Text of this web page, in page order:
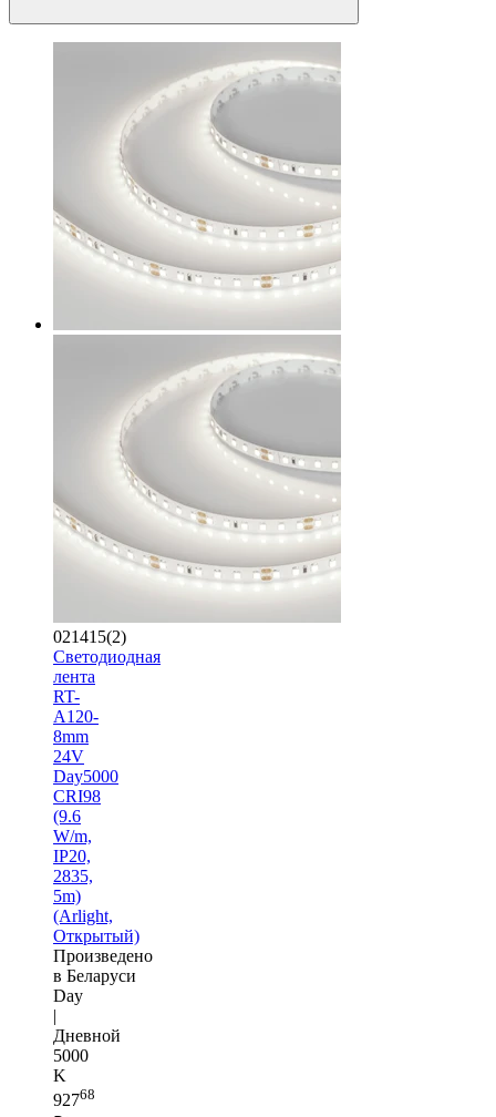
021415(2)
Светодиодная
лента
RT-
A120-
8mm
24V
Day5000
CRI98
(9.6
W/m,
IP20,
2835,
5m)
(Arlight,
Открытый)
Произведено
в Беларуси
Day
|
Дневной
5000
K
92768